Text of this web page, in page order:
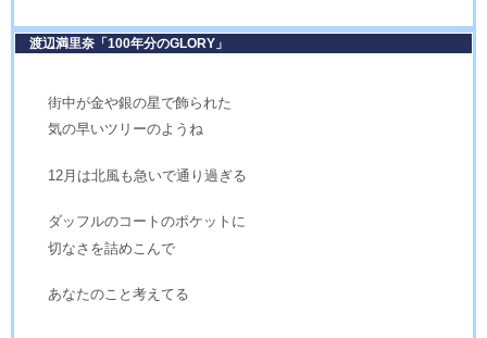
渡辺満里奈「100年分のGLORY」
街中が金や銀の星で飾られた
気の早いツリーのようね
12月は北風も急いで通り過ぎる
ダッフルのコートのポケットに
切なさを詰めこんで
あなたのこと考えてる